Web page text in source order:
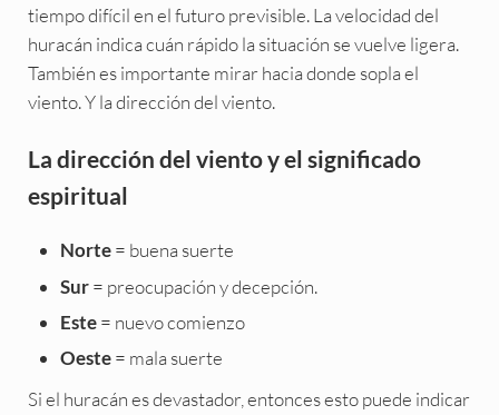
tiempo difícil en el futuro previsible. La velocidad del
huracán indica cuán rápido la situación se vuelve ligera.
También es importante mirar hacia donde sopla el
viento. Y la dirección del viento.
La dirección del viento y el significado
espiritual
Norte = buena suerte
Sur = preocupación y decepción.
Este = nuevo comienzo
Oeste = mala suerte
Si el huracán es devastador, entonces esto puede indicar